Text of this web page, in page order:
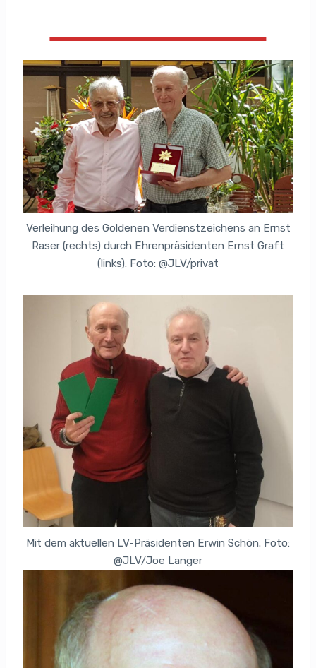
Verleihung des Goldenen Verdienstzeichens an Ernst
Raser (rechts) durch Ehrenpräsidenten Ernst Graft
(links). Foto: @JLV/privat
Mit dem aktuellen LV-Präsidenten Erwin Schön. Foto:
@JLV/Joe Langer